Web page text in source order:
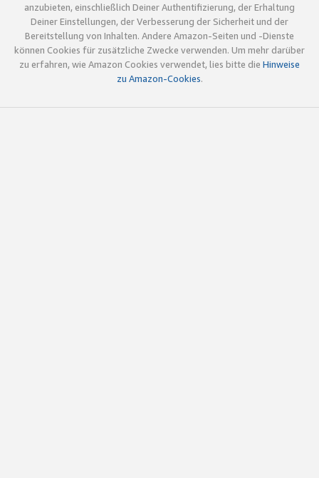
anzubieten, einschließlich Deiner Authentifizierung, der Erhaltung
Deiner Einstellungen, der Verbesserung der Sicherheit und der
Bereitstellung von Inhalten. Andere Amazon-Seiten und -Dienste
können Cookies für zusätzliche Zwecke verwenden. Um mehr darüber
zu erfahren, wie Amazon Cookies verwendet, lies bitte die Hinweise
zu Amazon-Cookies.